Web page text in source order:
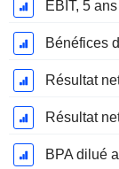
EBIT, 5
Résultat
Résultat
BPA dilué